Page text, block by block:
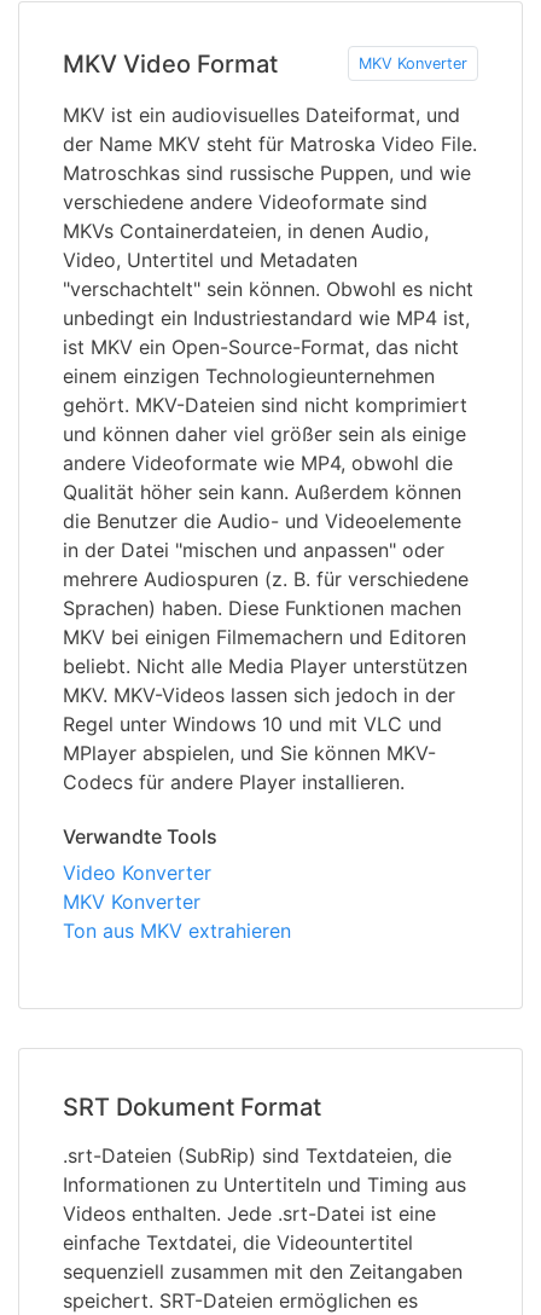
MKV Video Format MKV Konverter
MKV ist ein audiovisuelles Dateiformat, und
der Name MKV steht für Matroska Video File.
Matroschkas sind russische Puppen, und wie
verschiedene andere Videoformate sind
MKVs Containerdateien, in denen Audio,
Video, Untertitel und Metadaten
"verschachtelt" sein können. Obwohl es nicht
unbedingt ein Industriestandard wie MP4 ist,
ist MKV ein Open-Source-Format, das nicht
einem einzigen Technologieunternehmen
gehört. MKV-Dateien sind nicht komprimiert
und können daher viel größer sein als einige
andere Videoformate wie MP4, obwohl die
Qualität höher sein kann. Außerdem können
die Benutzer die Audio- und Videoelemente
in der Datei "mischen und anpassen" oder
mehrere Audiospuren (z. B. für verschiedene
Sprachen) haben. Diese Funktionen machen
MKV bei einigen Filmemachern und Editoren
beliebt. Nicht alle Media Player unterstützen
MKV. MKV-Videos lassen sich jedoch in der
Regel unter Windows 10 und mit VLC und
MPlayer abspielen, und Sie können MKV-
Codecs für andere Player installieren.
Verwandte Tools
Video Konverter
MKV Konverter
Ton aus MKV extrahieren
SRT Dokument Format
.srt-Dateien (SubRip) sind Textdateien, die
Informationen zu Untertiteln und Timing aus
Videos enthalten. Jede .srt-Datei ist eine
einfache Textdatei, die Videountertitel
sequenziell zusammen mit den Zeitangaben
speichert. SRT-Dateien ermöglichen es